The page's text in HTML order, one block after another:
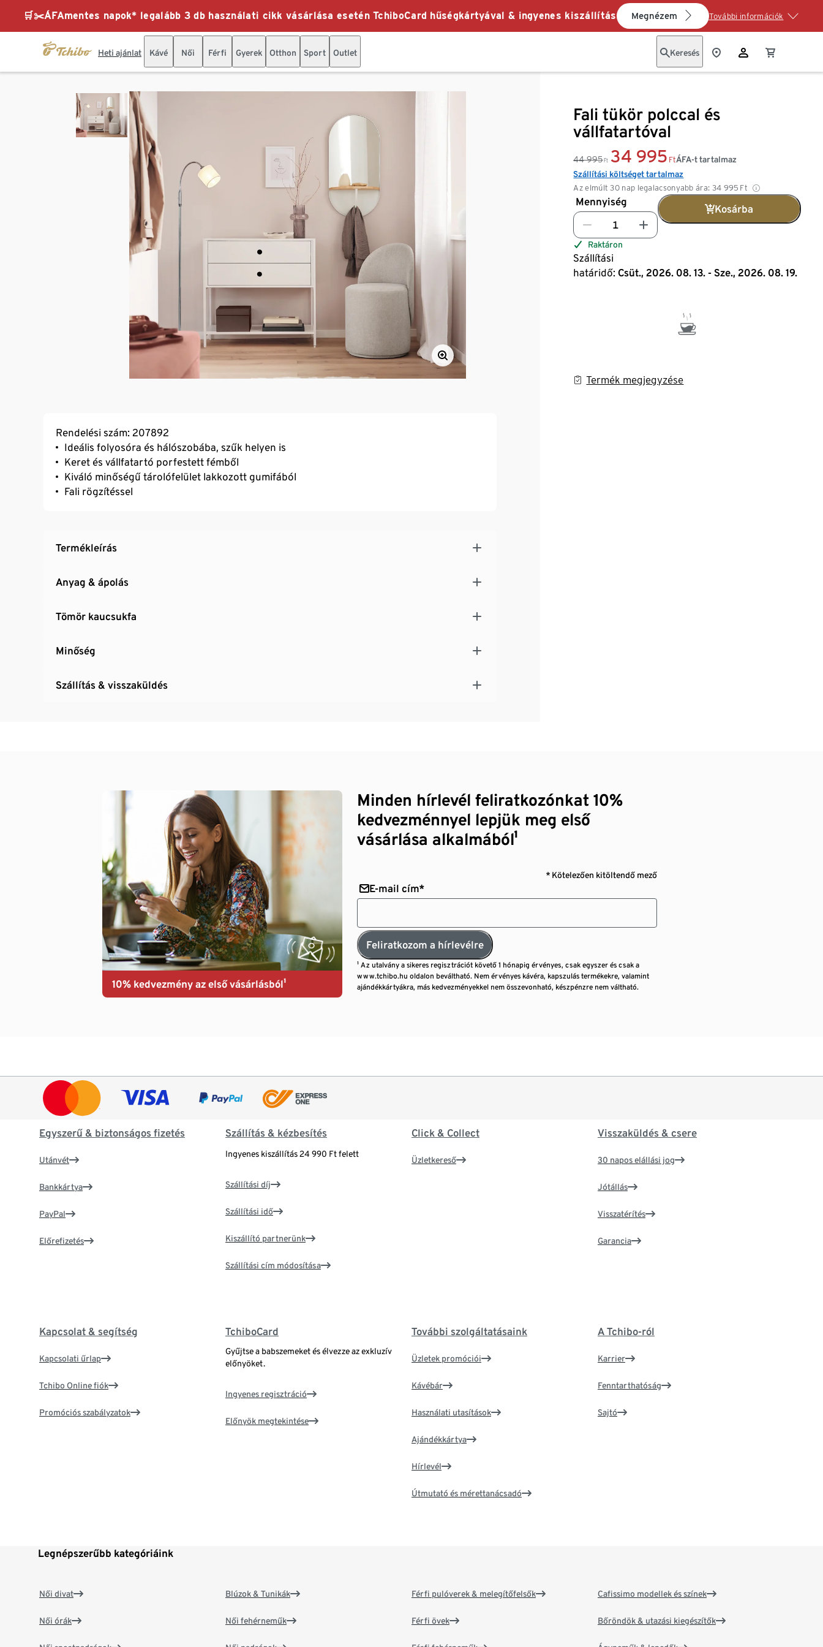
🛒✂️ÁFAmentes napok* legalább 3 db használati cikk vásárlása esetén TchiboCard hűségkártyával & ingyenes kiszállítás Megnézem További információk
Heti ajánlat Kávé Női Férfi Gyerek Otthon Sport Outlet Keresés
Fali tükör polccal és
vállfatartóval
44 995 Ft 34 995 Ft
Az elmúlt 30 nap legalacsonyabb ára: 34 995 Ft
ÁFA-t tartalmaz
Szállítási költséget tartalmaz
Mennyiség
Kosárba
Raktáron
Szállítási
határidő: Csüt., 2026. 08. 13. - Sze., 2026. 08. 19.
Termék megjegyzése
Rendelési szám: 207892
Ideális folyosóra és hálószobába, szűk helyen is
Keret és vállfatartó porfestett fémből
Kiváló minőségű tárolófelület lakkozott gumifából
Fali rögzítéssel
Termékleírás
Anyag & ápolás
Tömör kaucsukfa
Minőség
Szállítás & visszaküldés
10% kedvezmény az első vásárlásból¹
Minden hírlevél feliratkozónkat 10%
kedvezménnyel lepjük meg első
vásárlása alkalmából¹
* Kötelezően kitöltendő mező
E-mail cím*
Feliratkozom a hírlevélre
¹ Az utalvány a sikeres regisztrációt követő 1 hónapig érvényes, csak egyszer és csak a
www.tchibo.hu oldalon beváltható. Nem érvényes kávéra, kapszulás termékekre, valamint
ajándékkártyákra, más kedvezményekkel nem összevonható, készpénzre nem váltható.
Egyszerű & biztonságos fizetés
Utánvét
Bankkártya
PayPal
Előrefizetés
Szállítás & kézbesítés
Ingyenes kiszállítás 24 990 Ft felett
Szállítási díj
Szállítási idő
Kiszállító partnerünk
Szállítási cím módosítása
Click & Collect
Üzletkereső
Visszaküldés & csere
30 napos elállási jog
Jótállás
Visszatérítés
Garancia
Kapcsolat & segítség
Kapcsolati űrlap
Tchibo Online fiók
Promóciós szabályzatok
TchiboCard
Gyűjtse a babszemeket és élvezze az exkluzív
előnyöket.
Ingyenes regisztráció
Előnyök megtekintése
További szolgáltatásaink
Üzletek promóciói
Kávébár
Használati utasítások
Ajándékkártya
Hírlevél
Útmutató és mérettanácsadó
A Tchibo-ról
Karrier
Fenntarthatóság
Sajtó
Legnépszerűbb kategóriáink
Női divat
Női órák
Blúzok & Tunikák
Női fehérneműk
Férfi pulóverek & melegítőfelsők
Férfi övek
Cafissimo modellek és színek
Bőröndök & utazási kiegészítők